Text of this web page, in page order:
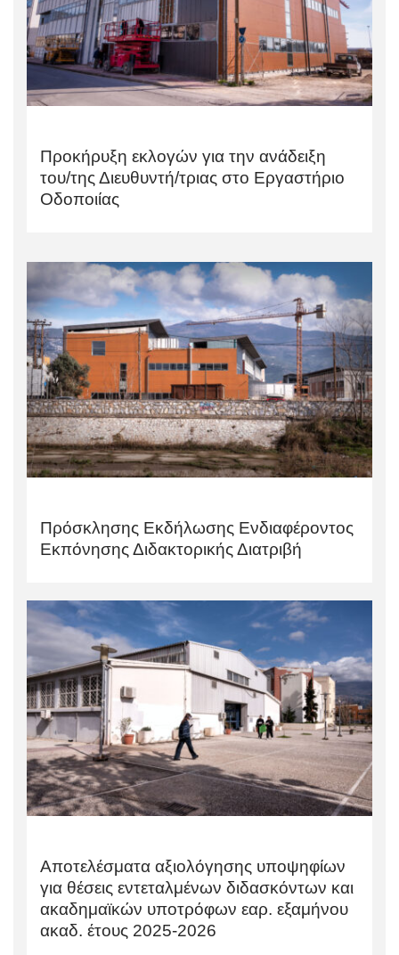
Προκήρυξη εκλογών για την ανάδειξη
του/της Διευθυντή/τριας στο Εργαστήριο
Οδοποιίας
Πρόσκλησης Εκδήλωσης Ενδιαφέροντος
Εκπόνησης Διδακτορικής Διατριβή
Αποτελέσματα αξιολόγησης υποψηφίων
για θέσεις εντεταλμένων διδασκόντων και
ακαδημαϊκών υποτρόφων εαρ. εξαμήνου
ακαδ. έτους 2025-2026